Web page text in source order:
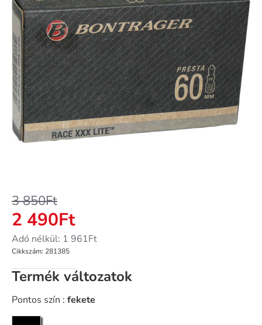
2 490Ft
3 850Ft
Adó nélkül: 1 961Ft
Cikkszám: 281385
Termék változatok
Pontos szín : fekete